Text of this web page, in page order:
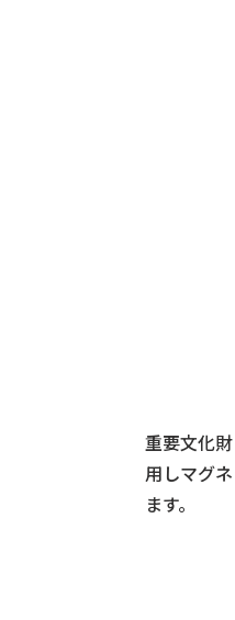
重要文化
用しマグ
ます。